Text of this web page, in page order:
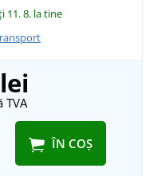
11. 8. la tine
TVA
ÎN COȘ